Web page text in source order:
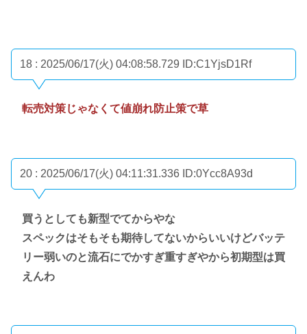
18 : 2025/06/17(火) 04:08:58.729 ID:C1YjsD1Rf
転売対策じゃなくて値崩れ防止策で草
20 : 2025/06/17(火) 04:11:31.336 ID:0Ycc8A93d
買うとしても新型でてからやな
スペックはそもそも期待してないからいいけどバッテ
リー弱いのと流石にでかすぎ重すぎやから初期型は買
えんわ